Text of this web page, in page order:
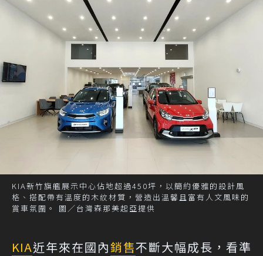
KIA新竹旗艦展示中心佔地超過450坪，以簡約優雅的設計風
格、搭配帶有溫度的木紋材質，營造出溫馨且富有人文風味的
賞車氛圍。 圖／台灣森那美起亞提供
KIA近年來在國內銷售不斷大幅成長，看準